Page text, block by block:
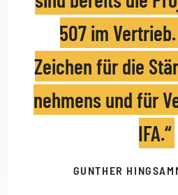
507 im
Zeichen für die
nehmens und für
IFA.
GUNTHER